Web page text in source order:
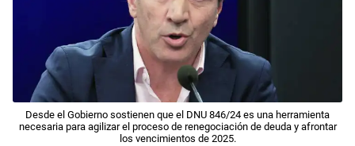
Desde el Gobierno sostienen que el DNU 846/24 es una herramienta
necesaria para agilizar el proceso de renegociación de deuda y afrontar
los vencimientos de 2025.